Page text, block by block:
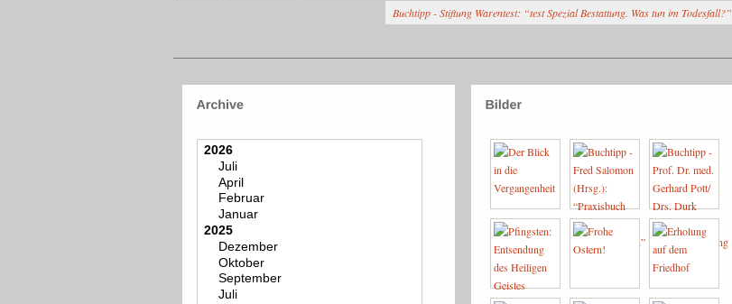
Buchtipp - Stiftung Warentest: “test Spezial Bestattung. Was tun im Todesfall?”